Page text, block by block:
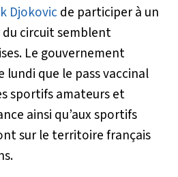
Djokovicde participer à un
circuit semblent
Le gouvernement
lundi que le pass vaccinal
sportifs amateurs et
ainsi qu’aux sportifs
sur le territoire français